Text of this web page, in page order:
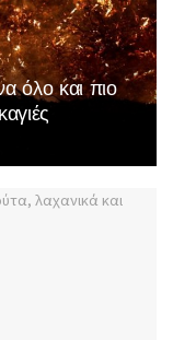
όλο και πιο